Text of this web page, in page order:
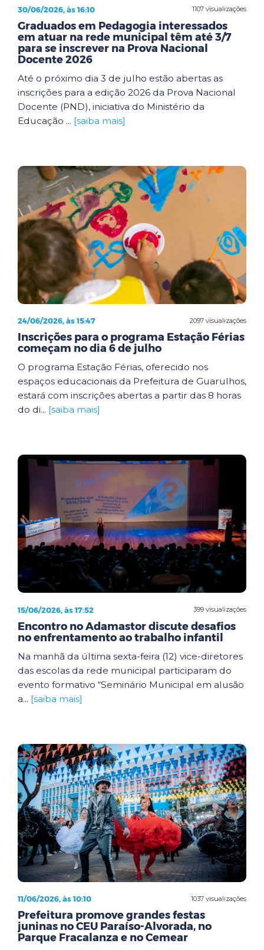
1107 visualizações
30/06/2026, às 16:10
Graduados em Pedagogia interessados
em atuar na rede municipal têm até 3/7
para se inscrever na Prova Nacional
Docente 2026
Até o próximo dia 3 de julho estão abertas as
inscrições para a edição 2026 da Prova Nacional
Docente (PND), iniciativa do Ministério da
Educação ... [saiba mais]
2097 visualizações
24/06/2026, às 15:47
Inscrições para o programa Estação Férias
começam no dia 6 de julho
O programa Estação Férias, oferecido nos
espaços educacionais da Prefeitura de Guarulhos,
estará com inscrições abertas a partir das 8 horas
do di... [saiba mais]
399 visualizações
15/06/2026, às 17:52
Encontro no Adamastor discute desafios
no enfrentamento ao trabalho infantil
Na manhã da última sexta-feira (12) vice-diretores
das escolas da rede municipal participaram do
evento formativo “Seminário Municipal em alusão
a... [saiba mais]
1037 visualizações
11/06/2026, às 10:10
Prefeitura promove grandes festas
juninas no CEU Paraíso-Alvorada, no
Parque Fracalanza e no Cemear